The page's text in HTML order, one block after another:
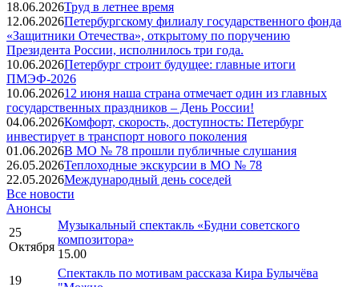
18.06.2026Труд в летнее время
12.06.2026Петербургскому филиалу государственного фонда
«Защитники Отечества», открытому по поручению
Президента России, исполнилось три года.
10.06.2026Петербург строит будущее: главные итоги
ПМЭФ-2026
10.06.202612 июня наша страна отмечает один из главных
государственных праздников – День России!
04.06.2026Комфорт, скорость, доступность: Петербург
инвестирует в транспорт нового поколения
01.06.2026В МО № 78 прошли публичные слушания
26.05.2026Теплоходные экскурсии в МО № 78
22.05.2026Международный день соседей
Все новости
Анонсы
25
Октября
Музыкальный спектакль «Будни советского
композитора»
15.00
19
Спектакль по мотивам рассказа Кира Булычёва